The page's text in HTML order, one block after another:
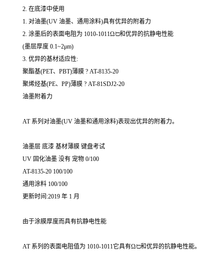
2. 在底漆中使用
1. 对油墨(UV 油墨、通用涂料)具有优异的附着力
2. 涂墨后的表面电阻为 1010-1011Ω/□和优异的抗静电性能
(墨层厚度 0.1~2μm)
3. 优异的基材适应性:
聚酯基(PET、PBT)薄膜 ? AT-8135-20
聚烯烃基(PE、PP)薄膜 ? AT-81SDJ2-20
油墨附着力
AT 系列对油墨(UV 油墨和通用涂料)表现出优异的附着力。
油墨层 底漆 基材薄膜 键盘考试
UV 固化油墨 没有 宠物 0/100
AT-8135-20 100/100
通用涂料 100/100
更新时间:2019 年 1 月
由于涂膜厚度而具有抗静电性能
AT 系列的表面电阻值为 1010-1011它具有Ω/□和优异的抗静电性能。